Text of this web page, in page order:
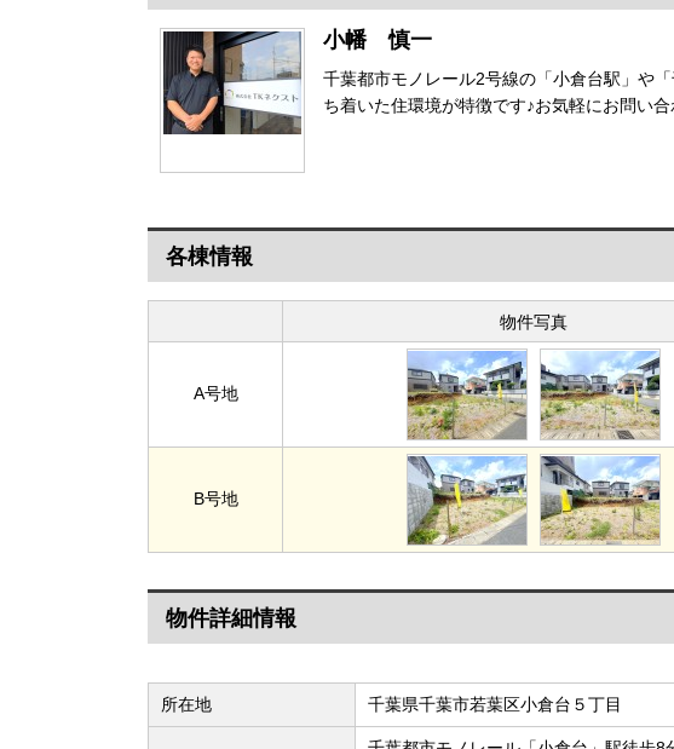
小幡 慎一
千葉都市モノレール2号線の「小倉台駅」や
ち着いた住環境が特徴です♪お気軽にお問い
各棟情報
物件写真
A号地
B号地
物件詳細情報
所在地 千葉県千葉市若葉区小倉台５丁目